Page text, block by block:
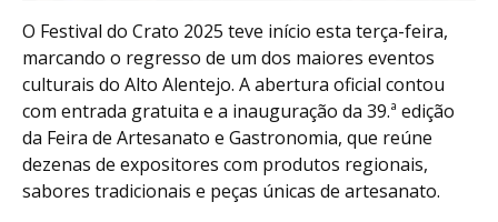
O Festival do Crato 2025 teve início esta terça-feira,
marcando o regresso de um dos maiores eventos
culturais do Alto Alentejo. A abertura oficial contou
com entrada gratuita e a inauguração da 39.ª edição
da Feira de Artesanato e Gastronomia, que reúne
dezenas de expositores com produtos regionais,
sabores tradicionais e peças únicas de artesanato.